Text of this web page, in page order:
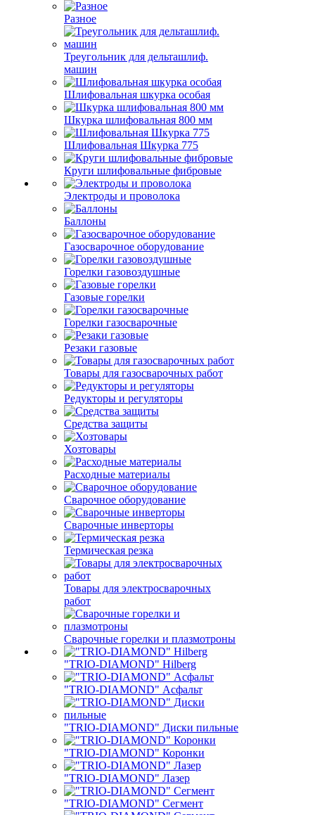
Разное
Треугольник для дельташлиф.
машин
Шлифовальная шкурка особая
Шкурка шлифовальная 800 мм
Шлифовальная Шкурка 775
Круги шлифовальные фибровые
Электроды и проволока
Баллоны
Газосварочное оборудование
Горелки газовоздушные
Газовые горелки
Горелки газосварочные
Резаки газовые
Товары для газосварочных работ
Редукторы и регуляторы
Средства защиты
Хозтовары
Расходные материалы
Сварочное оборудование
Сварочные инверторы
Термическая резка
Товары для электросварочных
работ
Сварочные горелки и плазмотроны
"TRIO-DIAMOND" Hilberg
"TRIO-DIAMOND" Асфальт
"TRIO-DIAMOND" Диски пильные
"TRIO-DIAMOND" Коронки
"TRIO-DIAMOND" Лазер
"TRIO-DIAMOND" Сегмент